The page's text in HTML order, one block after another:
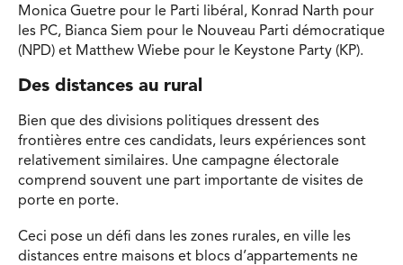
Monica Guetre pour le Parti libéral, Konrad Narth pour
les PC, Bianca Siem pour le Nouveau Parti démocratique
(NPD) et Matthew Wiebe pour le Keystone Party (KP).
Des distances au rural
Bien que des divisions politiques dressent des
frontières entre ces candidats, leurs expériences sont
relativement similaires. Une campagne électorale
comprend souvent une part importante de visites de
porte en porte.
Ceci pose un défi dans les zones rurales, en ville les
distances entre maisons et blocs d’appartements ne